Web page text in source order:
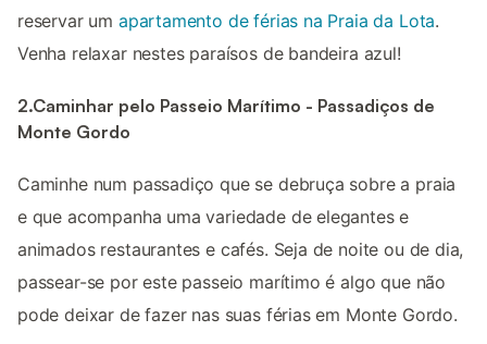
reservar um apartamento de férias na Praia da Lota.
Venha relaxar nestes paraísos de bandeira azul!
2.Caminhar pelo Passeio Marítimo - Passadiços de
Monte Gordo
Caminhe num passadiço que se debruça sobre a praia
e que acompanha uma variedade de elegantes e
animados restaurantes e cafés. Seja de noite ou de dia,
passear-se por este passeio marítimo é algo que não
pode deixar de fazer nas suas férias em Monte Gordo.